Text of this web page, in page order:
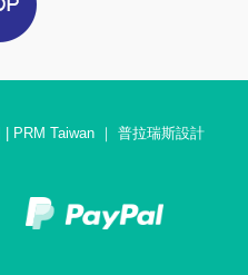
PRM Taiwan ｜ 普拉瑞斯設計